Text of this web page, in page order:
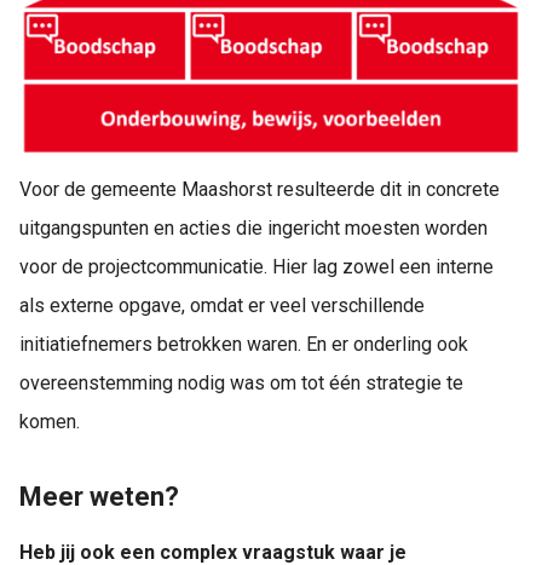
Voor de gemeente Maashorst resulteerde dit in concrete
uitgangspunten en acties die ingericht moesten worden
voor de projectcommunicatie. Hier lag zowel een interne
als externe opgave, omdat er veel verschillende
initiatiefnemers betrokken waren. En er onderling ook
overeenstemming nodig was om tot één strategie te
komen.
Meer weten?
Heb jij ook een complex vraagstuk waar je